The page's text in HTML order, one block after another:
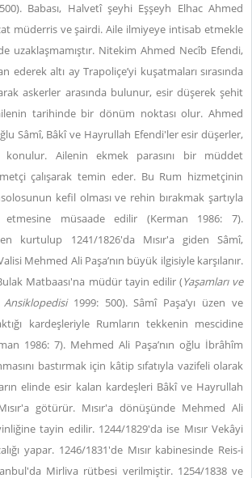
Babası, Halvetî şeyhi Eşşeyh Elhac Ahmed
müderris ve şairdi. Aile ilmiyeye intisab etmekle
uzaklaşmamıştır. Nitekim Ahmed Necîb Efendi,
ederek altı ay Trapoliçe’yi kuşatmaları sırasında
askerler arasında bulunur, esir düşerek şehit
tarihinde bir dönüm noktası olur. Ahmed
Sâmî, Bâkî ve Hayrullah Efendi'ler esir düşerler,
Ailenin ekmek parasını bir müddet
çalışarak temin eder. Bu Rum hizmetçinin
kefil olması ve rehin bırakmak şartıyla
etmesine müsaade edilir (Kerman 1986: 7).
kurtulup 1241/1826'da Mısır'a giden Sâmî,
Mehmed Ali Paşa’nın büyük ilgisiyle karşılanır.
Matbaası'na müdür tayin edilir (Yaşamları ve
Ansiklopedisi1999: 500). Sâmî Paşa’yı üzen ve
kardeşleriyle Rumların tekkenin mescidine
1986: 7). Mehmed Ali Paşa’nın oğlu İbrâhîm
bastırmak için kâtip sıfatıyla vazifeli olarak
elinde esir kalan kardeşleri Bâkî ve Hayrullah
götürür. Mısır'a dönüşünde Mehmed Ali
tayin edilir. 1244/1829'da ise Mısır Vekâyi
yapar. 1246/1831'de Mısır kabinesinde Reis-i
Mirliva rütbesi verilmiştir. 1254/1838 ve